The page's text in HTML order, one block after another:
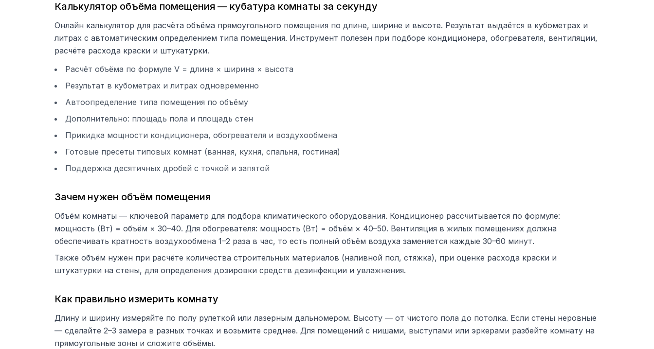
Калькулятор объёма помещения — кубатура комнаты за секунду
Онлайн калькулятор для расчёта объёма прямоугольного помещения по длине, ширине и высоте. Результат выдаётся в кубометрах и
литрах с автоматическим определением типа помещения. Инструмент полезен при подборе кондиционера, обогревателя, вентиляции,
расчёте расхода краски и штукатурки.
Расчёт объёма по формуле V = длина × ширина × высота
Результат в кубометрах и литрах одновременно
Автоопределение типа помещения по объёму
Дополнительно: площадь пола и площадь стен
Прикидка мощности кондиционера, обогревателя и воздухообмена
Готовые пресеты типовых комнат (ванная, кухня, спальня, гостиная)
Поддержка десятичных дробей с точкой и запятой
Зачем нужен объём помещения
Объём комнаты — ключевой параметр для подбора климатического оборудования. Кондиционер рассчитывается по формуле:
мощность (Вт) = объём × 30–40. Для обогревателя: мощность (Вт) = объём × 40–50. Вентиляция в жилых помещениях должна
обеспечивать кратность воздухообмена 1–2 раза в час, то есть полный объём воздуха заменяется каждые 30–60 минут.
Также объём нужен при расчёте количества строительных материалов (наливной пол, стяжка), при оценке расхода краски и
штукатурки на стены, для определения дозировки средств дезинфекции и увлажнения.
Как правильно измерить комнату
Длину и ширину измеряйте по полу рулеткой или лазерным дальномером. Высоту — от чистого пола до потолка. Если стены неровные
— сделайте 2–3 замера в разных точках и возьмите среднее. Для помещений с нишами, выступами или эркерами разбейте комнату на
прямоугольные зоны и сложите объёмы.